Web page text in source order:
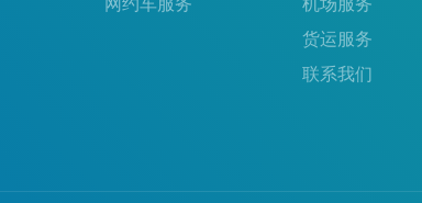
网约车服务
机场服务
货运服务
联系我们